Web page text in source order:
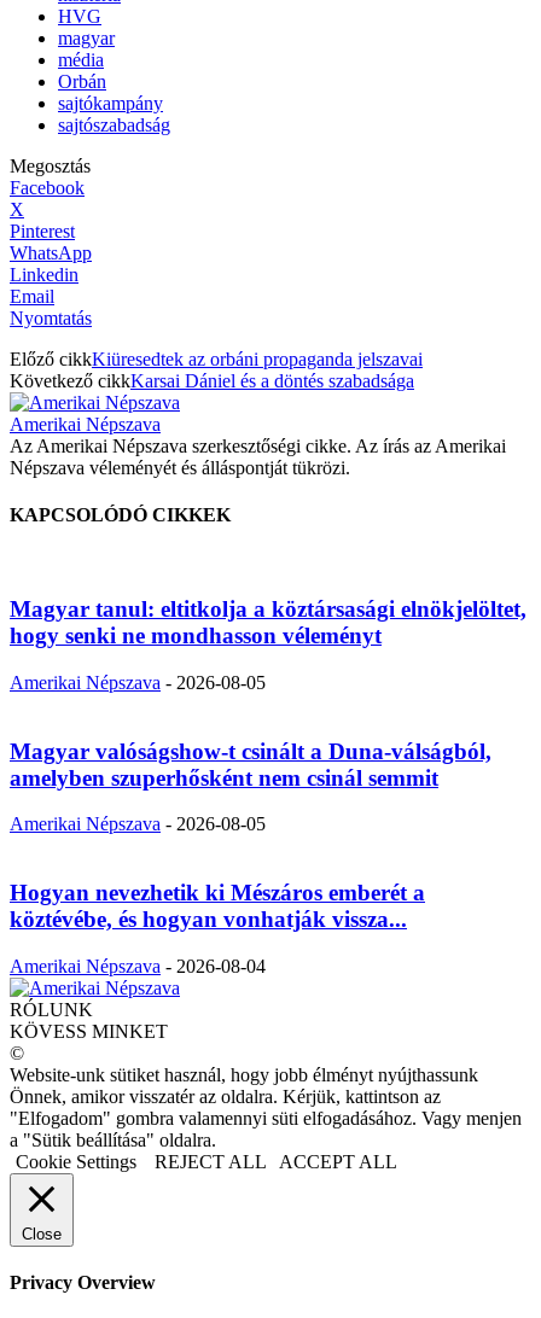
HVG
magyar
média
Orbán
sajtókampány
sajtószabadság
Megosztás
Facebook
X
Pinterest
WhatsApp
Linkedin
Email
Nyomtatás
Előző cikkKiüresedtek az orbáni propaganda jelszavai
Következő cikkKarsai Dániel és a döntés szabadsága
Amerikai Népszava
Az Amerikai Népszava szerkesztőségi cikke. Az írás az Amerikai
Népszava véleményét és álláspontját tükrözi.
KAPCSOLÓDÓ CIKKEK
Magyar tanul: eltitkolja a köztársasági elnökjelöltet,
hogy senki ne mondhasson véleményt
Amerikai Népszava - 2026-08-05
Magyar valóságshow-t csinált a Duna-válságból,
amelyben szuperhősként nem csinál semmit
Amerikai Népszava - 2026-08-05
Hogyan nevezhetik ki Mészáros emberét a
köztévébe, és hogyan vonhatják vissza...
Amerikai Népszava - 2026-08-04
RÓLUNK
KÖVESS MINKET
©
Website-unk sütiket használ, hogy jobb élményt nyújthassunk
Önnek, amikor visszatér az oldalra. Kérjük, kattintson az
"Elfogadom" gombra valamennyi süti elfogadásához. Vagy menjen
a "Sütik beállítása" oldalra.
Cookie Settings
REJECT ALL ACCEPT ALL
Close
Privacy Overview